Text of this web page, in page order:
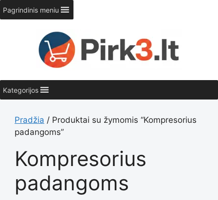
Pereiti
prie
turinio
Pagrindinis meniu
Kategorijos
Pradžia / Produktai su žymomis “Kompresorius
padangoms”
Kompresorius
padangoms